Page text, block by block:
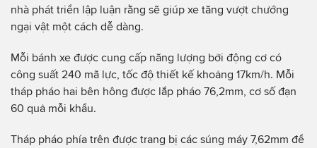
nhà phát triển lập luận rằng sẽ giúp xe tăng vượt chướng
ngại vật một cách dễ dàng.
Mỗi bánh xe được cung cấp năng lượng bởi động cơ có
công suất 240 mã lực, tốc độ thiết kế khoảng 17km/h. Mỗi
tháp pháo hai bên hông được lắp pháo 76,2mm, cơ số đạn
60 quả mỗi khẩu.
Tháp pháo phía trên được trang bị các súng máy 7,62mm để